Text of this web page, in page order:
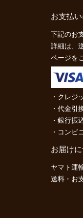
お支払
下記のお
詳細は、
ページを
・クレジ
・代金引
・銀行振
・コンビ
お届け
ヤマト運
送料・お